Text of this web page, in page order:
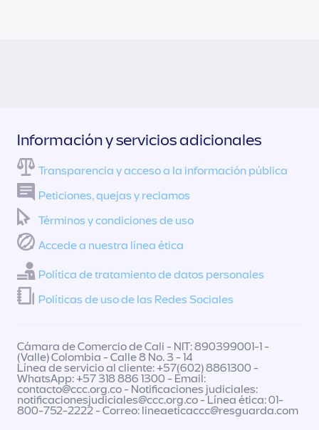
Información y servicios adicionales
Transparencia y acceso a la información pública
Peticiones, quejas y reclamos
Términos y condiciones de uso
Accede a nuestra línea ética
Política de tratamiento de datos personales
Políticas de uso de las Redes Sociales
Cámara de Comercio de Cali - NIT: 890399001-1 -
(Valle) Colombia - Calle 8 No. 3 - 14
Línea de servicio al cliente: +57(602) 8861300 -
WhatsApp: +57 318 886 1300 - Email:
contacto@ccc.org.co- Notificaciones judiciales:
notificacionesjudiciales@ccc.org.co- Línea ética: 01-
800-752-2222 - Correo: lineaeticaccc@resguarda.com